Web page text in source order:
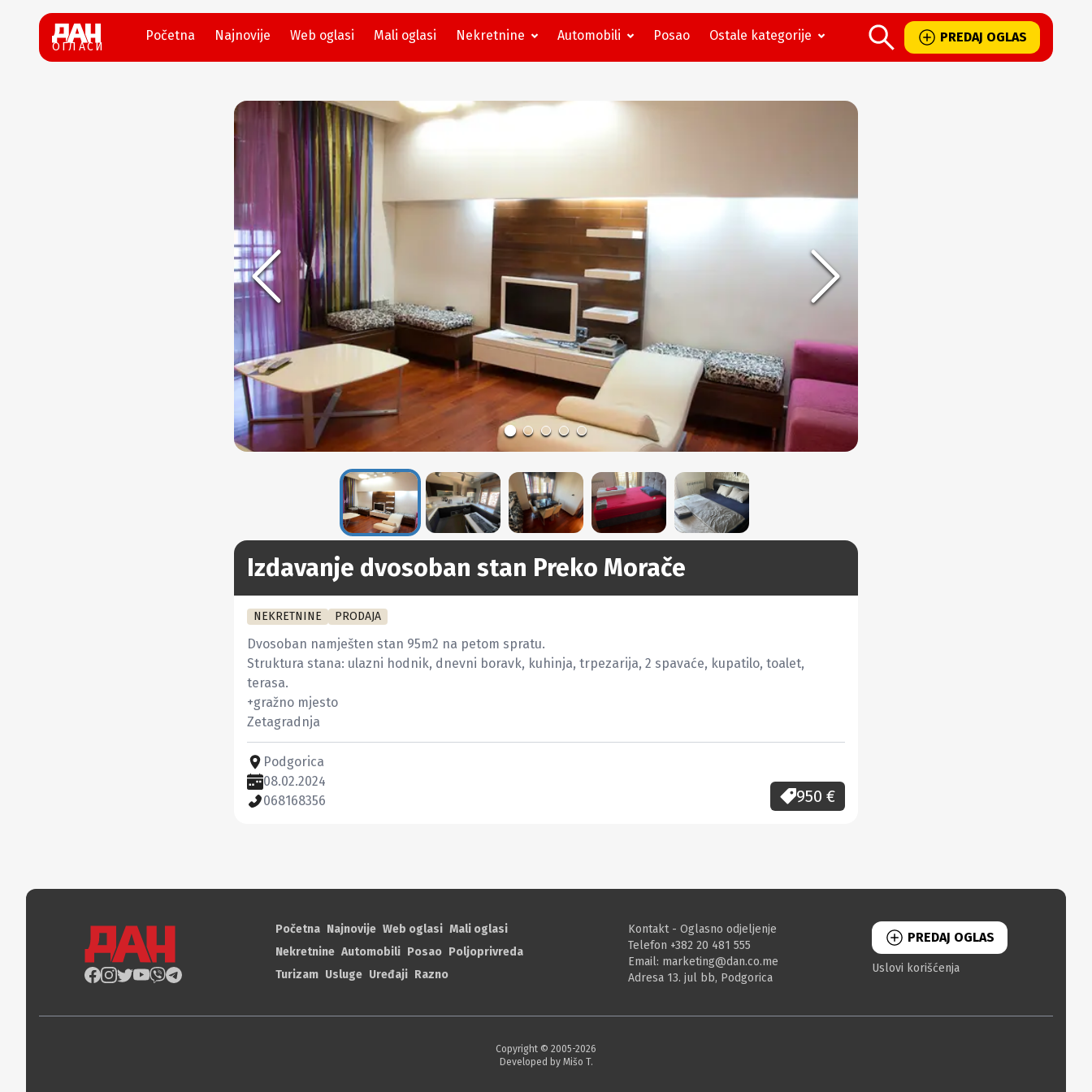
ОГЛАСИ
Početna Najnovije Web oglasi Mali oglasi Nekretnine Automobili Posao Ostale kategorije PREDAJ OGLAS
Izdavanje dvosoban stan Preko Morače
NEKRETNINE PRODAJA
Dvosoban namješten stan 95m2 na petom spratu.
Struktura stana: ulazni hodnik, dnevni boravk, kuhinja, trpezarija, 2 spavaće, kupatilo, toalet,
terasa.
+gražno mjesto
Zetagradnja
Podgorica
08.02.2024
068168356
950 €
Početna Najnovije Web oglasi Mali oglasi
Nekretnine Automobili Posao Poljoprivreda
Turizam Usluge Uređaji Razno
Kontakt - Oglasno odjeljenje
Telefon +382 20 481 555
Email: marketing@dan.co.me
Adresa 13. jul bb, Podgorica
PREDAJ OGLAS
Uslovi korišćenja
Copyright © 2005-2026
Developed by Mišo T.